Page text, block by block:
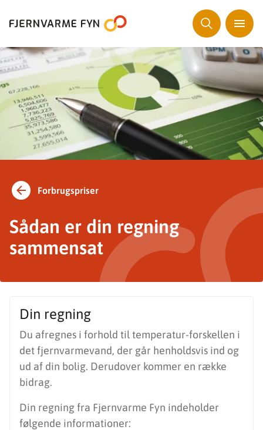
Forbrugspriser
Sådan er din regning
sammensat
Din regning
Du afregnes i forhold til temperatur-forskellen i
det fjernvarmevand, der går henholdsvis ind og
ud af din bolig. Derudover kommer en række
bidrag.
Din regning fra Fjernvarme Fyn indeholder
følgende informationer: